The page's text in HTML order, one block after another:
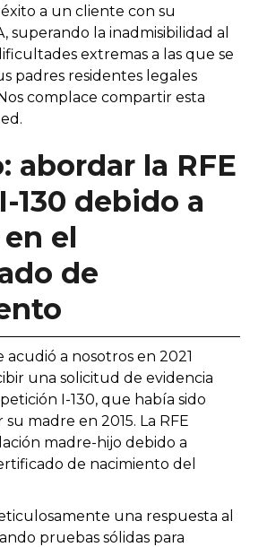
a un cliente con su
superando la inadmisibilidad al
extremas a las que se
padres residentes legales
complace compartir esta
abordar la RFE
130 debido a
el
de
a nosotros en 2021
una solicitud de evidencia
I-130, que había sido
madre en 2015. La RFE
madre-hijo debido a
de nacimiento del
una respuesta al
pruebas sólidas para